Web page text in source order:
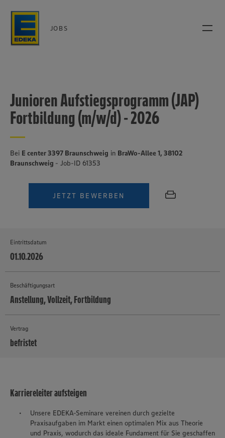
JOBS
Junioren Aufstiegsprogramm (JAP)
Fortbildung (m/w/d) - 2026
Bei E center 3397 Braunschweig in BraWo-Allee 1, 38102
Braunschweig - Job-ID 61353
JETZT BEWERBEN
Eintrittsdatum
01.10.2026
Beschäftigungsart
Anstellung, Vollzeit, Fortbildung
Vertrag
befristet
Karriereleiter aufsteigen
Unsere EDEKA-Seminare vereinen durch gezielte
Praxisaufgaben im Markt einen optimalen Mix aus Theorie
und Praxis, wodurch das ideale Fundament für Sie geschaffen